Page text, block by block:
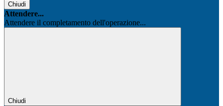
Chiudi
Attendere...
Attendere il completamento dell'operazione...
Chiudi